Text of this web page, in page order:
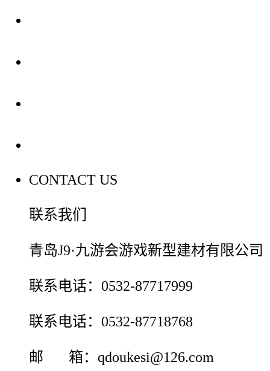
CONTACT US
联系我们
青岛J9·九游会游戏新型建材有限公司
联系电话：0532-87717999
联系电话：0532-87718768
邮 箱：qdoukesi@126.com